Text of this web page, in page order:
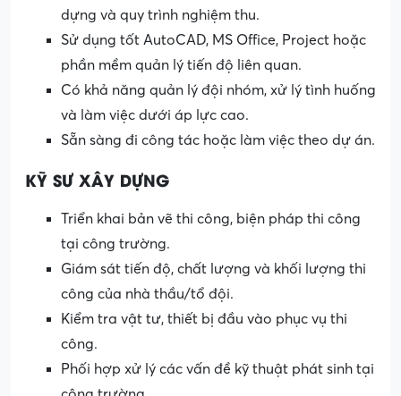
dựng và quy trình nghiệm thu.
Sử dụng tốt AutoCAD, MS Office, Project hoặc
phần mềm quản lý tiến độ liên quan.
Có khả năng quản lý đội nhóm, xử lý tình huống
và làm việc dưới áp lực cao.
Sẵn sàng đi công tác hoặc làm việc theo dự án.
KỸ SƯ XÂY DỰNG
Triển khai bản vẽ thi công, biện pháp thi công
tại công trường.
Giám sát tiến độ, chất lượng và khối lượng thi
công của nhà thầu/tổ đội.
Kiểm tra vật tư, thiết bị đầu vào phục vụ thi
công.
Phối hợp xử lý các vấn đề kỹ thuật phát sinh tại